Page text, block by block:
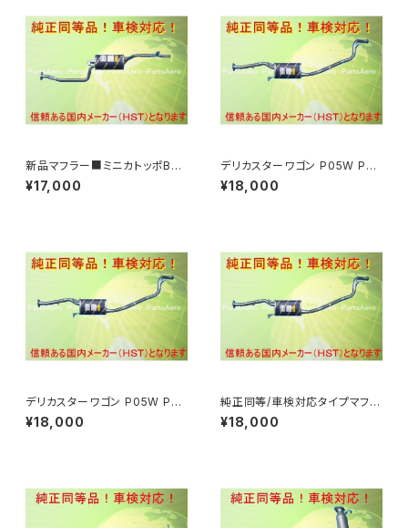
新品マフラー■ミニカトッポBJ
H42A H42V H47A H47V純
正同等/車検対応 065-75
¥17,000
デリカスターワゴン P05W P25
W P35W■新品マフラー 純正
同等/車検対応 067-19
¥18,000
デリカスターワゴン P05W P25
W P35W■新品マフラー 純正
同等/車検対応 067-19
¥18,000
純正同等/車検対応タイプマフラ
ー■デリカスターワゴン P35W
HST067-19
¥18,000